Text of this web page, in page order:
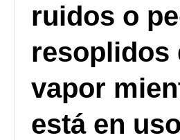
ruidos o
resoplidos
vapor
está en uso